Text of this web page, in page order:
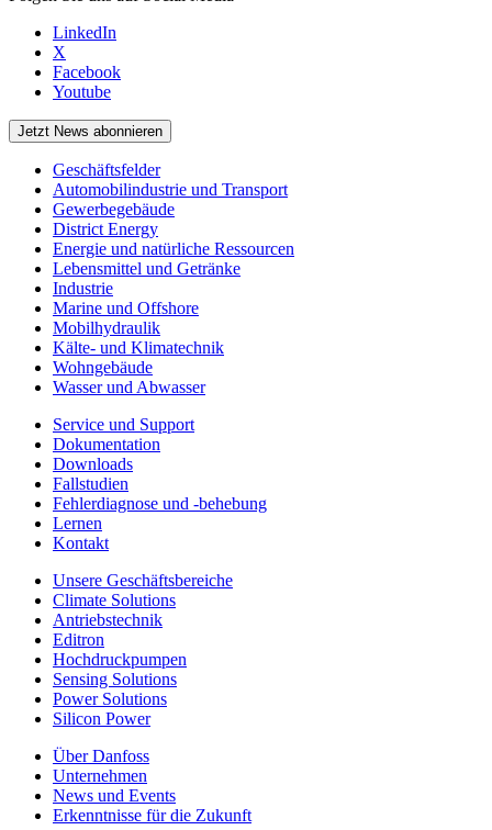
LinkedIn
X
Facebook
Youtube
Jetzt News abonnieren
Geschäftsfelder
Automobilindustrie und Transport
Gewerbegebäude
District Energy
Energie und natürliche Ressourcen
Lebensmittel und Getränke
Industrie
Marine und Offshore
Mobilhydraulik
Kälte- und Klimatechnik
Wohngebäude
Wasser und Abwasser
Service und Support
Dokumentation
Downloads
Fallstudien
Fehlerdiagnose und -behebung
Lernen
Kontakt
Unsere Geschäftsbereiche
Climate Solutions
Antriebstechnik
Editron
Hochdruckpumpen
Sensing Solutions
Power Solutions
Silicon Power
Über Danfoss
Unternehmen
News und Events
Erkenntnisse für die Zukunft